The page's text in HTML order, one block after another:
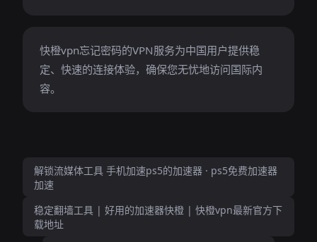
快橙vpn忘记密码的VPN服务为中国用户提供稳
定、快速的连接体验，确保您无忧地访问国际内
容。
解锁流媒体工具 手机加速ps5的加速器 · ps5免费加速器
加速
稳定翻墙工具 | 好用的加速器快橙 | 快橙vpn最新官方下
载地址